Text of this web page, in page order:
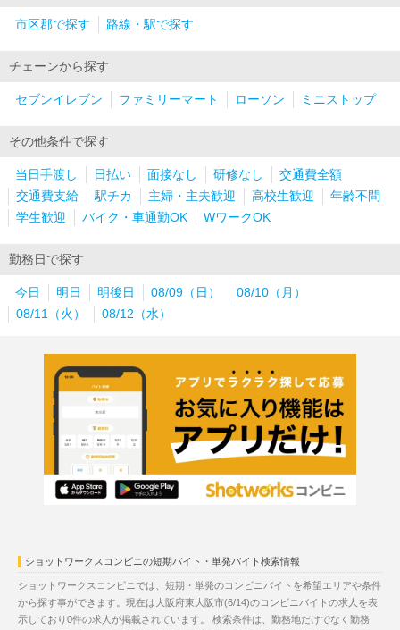
市区郡で探す 路線・駅で探す
チェーンから探す
セブンイレブン ファミリーマート ローソン ミニストップ
その他条件で探す
当日手渡し 日払い 面接なし 研修なし
交通費全額
交通費支給
駅チカ 主婦・主夫歓迎 高校生歓迎
年齢不問
学生歓迎
バイク・車通勤OK WワークOK
勤務日で探す
今日 明日 明後日 08/09（日）
08/10（月）
08/11（火）
08/12（水）
ショットワークスコンビニの短期バイト・単発バイト検索情報
ショットワークスコンビニでは、短期・単発のコンビニバイトを希望エリアや条件
から探す事ができます。現在は大阪府東大阪市(6/14)のコンビニバイトの求人を表
示しており0件の求人が掲載されています。 検索条件は、勤務地だけでなく勤務